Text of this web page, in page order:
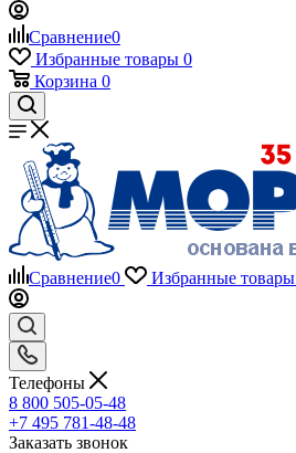
Сравнение0
Избранные товары 0
Корзина 0
Сравнение0 Избранные товары
Телефоны
8 800 505-05-48
+7 495 781-48-48
Заказать звонок